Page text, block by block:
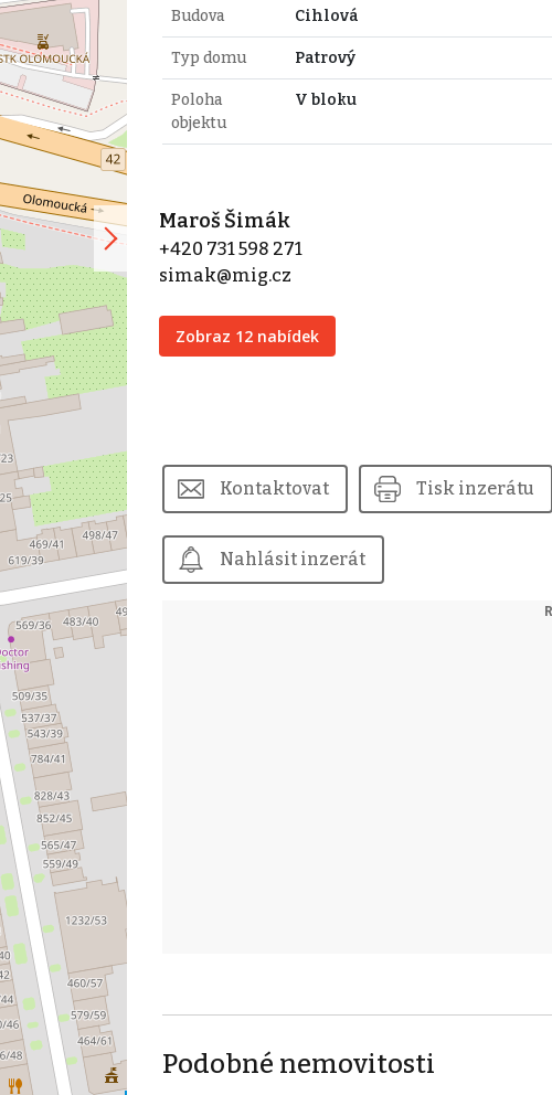
Budova Cihlová
Typ domu Patrový
Poloha
objektu
V bloku
Maroš Šimák
+420 731 598 271
simak@mig.cz
Zobraz 12 nabídek
Kontaktovat Tisk inzerátu
Nahlásit inzerát
Podobné nemovitosti